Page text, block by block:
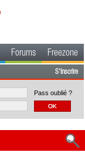
Forums Freezone
S'inscrire
Pass oublié ?